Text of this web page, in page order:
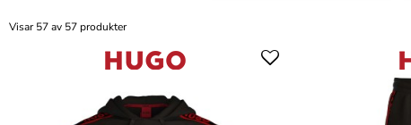
Visar 57 av 57 produkter